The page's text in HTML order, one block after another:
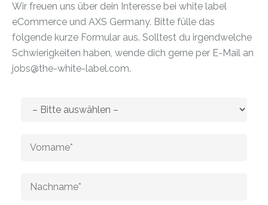
Wir freuen uns über dein Interesse bei white label
eCommerce und AXS Germany. Bitte fülle das
folgende kurze Formular aus. Solltest du irgendwelche
Schwierigkeiten haben, wende dich gerne per E-Mail an
jobs@the-white-label.com.